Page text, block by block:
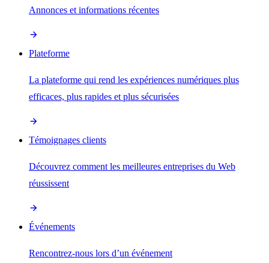
Annonces et informations récentes
Plateforme
La plateforme qui rend les expériences numériques plus
efficaces, plus rapides et plus sécurisées
Témoignages clients
Découvrez comment les meilleures entreprises du Web
réussissent
Événements
Rencontrez-nous lors d’un événement